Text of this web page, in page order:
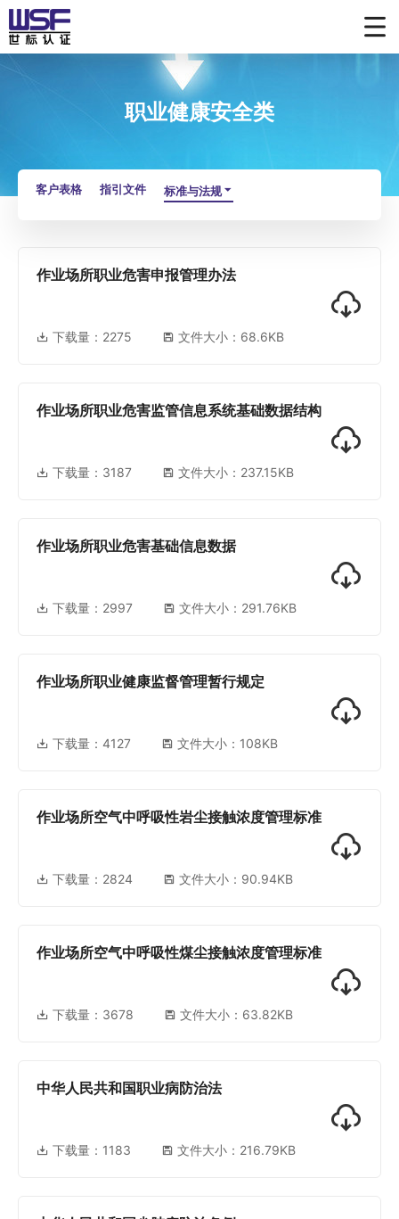
职业健康安全类
客户表格 指引文件 标准与法规
作业场所职业危害申报管理办法
下载量： 2275 文件大小：68.6KB
作业场所职业危害监管信息系统基础数据结构
下载量： 3187 文件大小：237.15KB
作业场所职业危害基础信息数据
下载量： 2997 文件大小：291.76KB
作业场所职业健康监督管理暂行规定
下载量： 4127 文件大小：108KB
作业场所空气中呼吸性岩尘接触浓度管理标准
下载量： 2824 文件大小：90.94KB
作业场所空气中呼吸性煤尘接触浓度管理标准
下载量： 3678 文件大小：63.82KB
中华人民共和国职业病防治法
下载量： 1183 文件大小：216.79KB